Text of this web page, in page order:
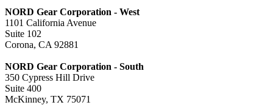
NORD Gear Corporation - West
1101 California Avenue
Suite 102
Corona, CA 92881
NORD Gear Corporation - South
350 Cypress Hill Drive
Suite 400
McKinney, TX 75071